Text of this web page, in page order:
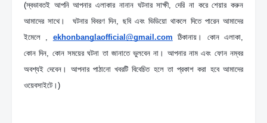
(স্বভাবতই আপনি আপনার এলাকার নানান ঘটনার সাক্ষী, দেরি না করে শেয়ার করুন
আমাদের সাথে।  ঘটনার বিবরণ দিন, ছবি এবং ভিডিয়ো থাকলে দিতে পারেন আমাদের
ইমেলে , ekhonbanglaofficial@gmail.com ঠিকানায়। কোন এলাকা,
কোন দিন, কোন সময়ের ঘটনা তা জানাতে ভুলবেন না। আপনার নাম এবং ফোন নম্বর
অবশ্যই দেবেন। আপনার পাঠানো খবরটি বিবেচিত হলে তা প্রকাশ করা হবে আমাদের
ওয়েবসাইটে।)